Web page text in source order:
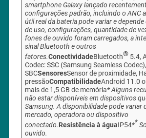
smartphone Galaxy lançado
configurações padrão, incluindo o ANC
útil real da bateria pode variar e
de uso, configurações, quantidade de
fones de ouvido foram carregados, a
sinal Bluetooth e outros
fatores.ConectividadeBluetooth® 5.4,
Codec: SSC (Samsung Seamless
SBCSensoresSensor de proximidade,
pressãoCompatibilidadeAndroid 11.0
mais de 1,5 GB de memória* Alguns
não estar disponíveis em dispositivos
Samsung. A disponibilidade pode variar
mercado, operadora ou dispositivo
conectado.Resistência à águaIP54**
ouvido.